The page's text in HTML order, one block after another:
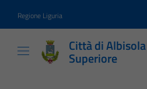
Regione Liguria
Città di Albisola
Superiore